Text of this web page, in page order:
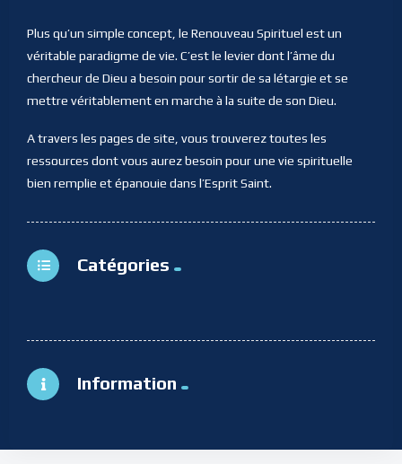
Plus qu’un simple concept, le Renouveau Spirituel est un
véritable paradigme de vie. C’est le levier dont l’âme du
chercheur de Dieu a besoin pour sortir de sa létargie et se
mettre véritablement en marche à la suite de son Dieu.
A travers les pages de site, vous trouverez toutes les
ressources dont vous aurez besoin pour une vie spirituelle
bien remplie et épanouie dans l’Esprit Saint.
Catégories
Information